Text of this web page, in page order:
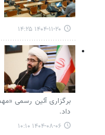
۱۴۰۴-۱۱-۲۰ ۱۴:۲۵
داد.
۱۴۰۴-۰۸-۰۶ ۱۰:۱۰